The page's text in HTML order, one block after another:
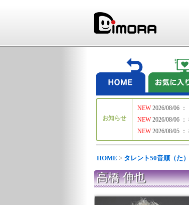
お知らせ
NEW
NEW
NEW
2026/08/06
2026/08/06
2026/08/05
HOME > タレント50音順（た）
高橋 伸也